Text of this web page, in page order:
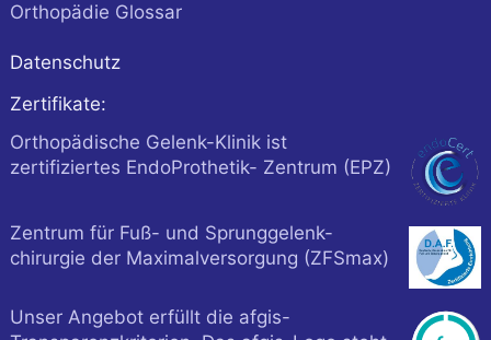
Orthopädie Glossar
Datenschutz
Zertifikate:
Orthopädische Gelenk-Klinik ist
zertifiziertes EndoProthetik- Zentrum (EPZ)
Zentrum für Fuß- und Sprunggelenk-
chirurgie der Maximalversorgung (ZFSmax)
Unser Angebot erfüllt die afgis-